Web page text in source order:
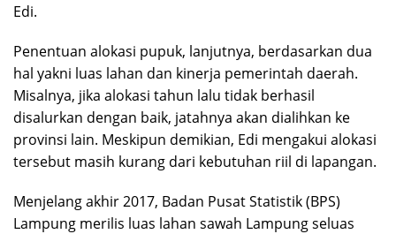
Edi.
Penentuan alokasi pupuk, lanjutnya, berdasarkan dua
hal yakni luas lahan dan kinerja pemerintah daerah.
Misalnya, jika alokasi tahun lalu tidak berhasil
disalurkan dengan baik, jatahnya akan dialihkan ke
provinsi lain. Meskipun demikian, Edi mengakui alokasi
tersebut masih kurang dari kebutuhan riil di lapangan.
Menjelang akhir 2017, Badan Pusat Statistik (BPS)
Lampung merilis luas lahan sawah Lampung seluas